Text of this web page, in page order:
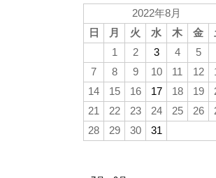
2022年8月
日
月 火 水 木 金
1
2 3 4 5
7
8 9 10 11 12
14
15 16 17 18 19
21
22 23 24 25 26
28
29 30 31